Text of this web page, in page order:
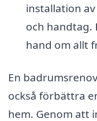
installation
och handtag.
hand om allt
En
också förbättra
hem. Genom att